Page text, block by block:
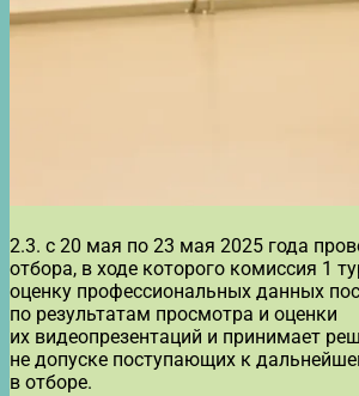
2.3. с 20 мая по 23 мая 2025 года
отбора, в ходе которого комиссия 1
оценку профессиональных данных
по результатам просмотра и оценки
их видеопрезентаций и принимает
не допуске поступающих к
в отборе.